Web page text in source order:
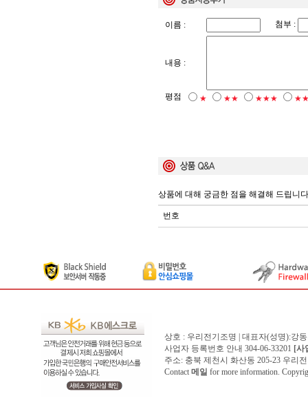
이름 : 첨부 :
내용 :
평점 ★ ★★ ★★★
상품에 대해 궁금한 점을 해결해 드립니
번호
상호 : 우리전기조명 | 대표자(성명):강
사업자 등록번호 안내 304-06-33201 [사
주소: 충북 제천시 화산동 205-23 우리
Contact 메일 for more information.